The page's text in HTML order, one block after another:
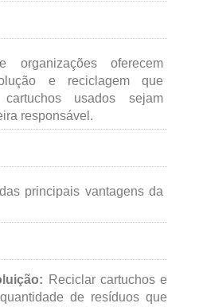
organizações oferecem
e reciclagem que
usados sejam
responsável.
principais vantagens da
Reciclar cartuchos e
de resíduos que